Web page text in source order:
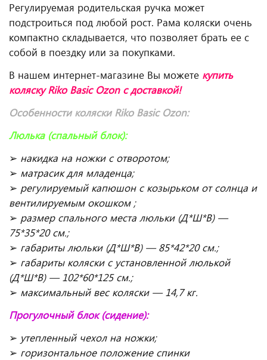
Регулируемая родительская ручка может
подстроиться под любой рост. Рама коляски очень
компактно складывается, что позволяет брать ее с
собой в поездку или за покупками.
В нашем интернет-магазине Вы можете купить
коляску Riko Basic Ozon с доставкой!
Особенности коляски Riko Basic Ozon:
Люлька (спальный блок):
➢ накидка на ножки с отворотом;
➢ матрасик для младенца;
➢ регулируемый капюшон с козырьком от солнца и
вентилируемым окошком ;
➢ размер спального места люльки (Д*Ш*В) —
75*35*20 см.;
➢ габариты люльки (Д*Ш*В) — 85*42*20 см.;
➢ габариты коляски с установленной люлькой
(Д*Ш*В) — 102*60*125 см.;
➢ максимальный вес коляски — 14,7 кг.
Прогулочный блок (сидение):
➢ утепленный чехол на ножки;
➢ горизонтальное положение спинки